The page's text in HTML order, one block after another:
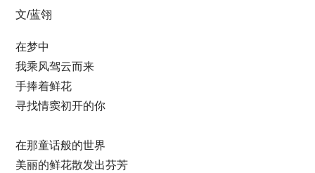
文/蓝翎
在梦中
我乘风驾云而来
手捧着鲜花
寻找情窦初开的你
在那童话般的世界
美丽的鲜花散发出芬芳